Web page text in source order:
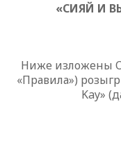
«СИЯЙ И
Ниже изложены
«Правила»)
Kay»